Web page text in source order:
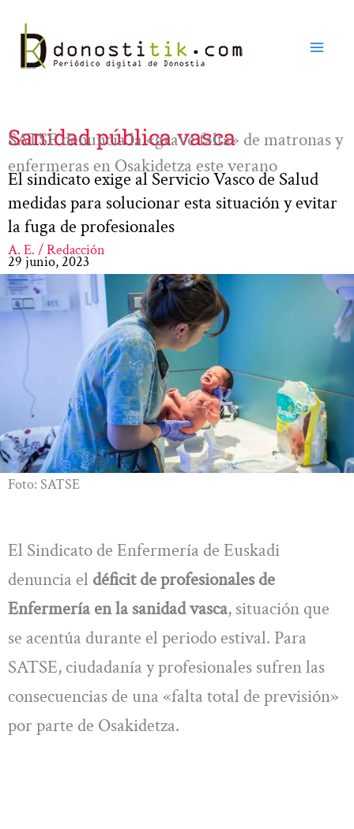
contenido
Sanidad pública vasca
SATSE denuncia la «grave falta» de matronas y
enfermeras en Osakidetza este verano
El sindicato exige al Servicio Vasco de Salud
medidas para solucionar esta situación y evitar
la fuga de profesionales
A. E. / Redacción
29 junio, 2023
Foto: SATSE
El Sindicato de Enfermería de Euskadi
denuncia el déficit de profesionales de
Enfermería en la sanidad vasca, situación que
se acentúa durante el periodo estival. Para
SATSE, ciudadanía y profesionales sufren las
consecuencias de una «falta total de previsión»
por parte de Osakidetza.